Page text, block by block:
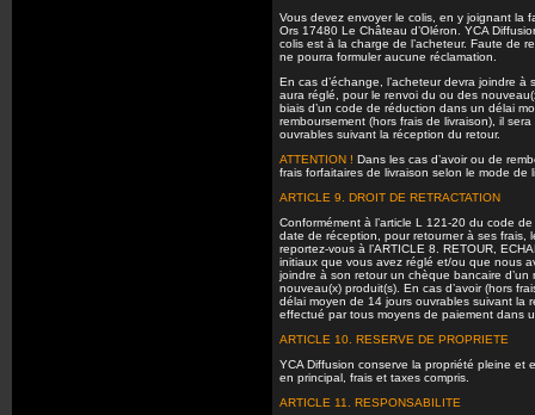
Vous devez envoyer le colis, en y joignant la
Ors 17480 Le Château d’Oléron. YCA
colis est à la charge de l’acheteur. Faute de
ne pourra formuler aucune réclamation.
En cas d’échange, l’acheteur devra joindre
aura réglé, pour le renvoi du ou des
biais d’un code de réduction dans un délai
remboursement (hors frais de livraison), il
ouvrables suivant la réception du retour.
ATTENTION ! Dans les cas d’avoir ou de
frais forfaitaires de livraison selon le mode de
ARTICLE 9. DROIT DE RETRACTATION
Conformément à l’article L 121-20 du code
date de réception, pour retourner à ses frais,
reportez-vous à l’ARTICLE 8. RETOUR,
initiaux que vous avez réglé et/ou que nous
joindre à son retour un chèque bancaire
nouveau(x) produit(s). En cas d’avoir (hors
délai moyen de 14 jours ouvrables suivant la
effectué par tous moyens de paiement dans
ARTICLE 10. RESERVE DE PROPRIETE
YCA Diffusion conserve la propriété pleine et
en principal, frais et taxes compris.
ARTICLE 11. RESPONSABILITE